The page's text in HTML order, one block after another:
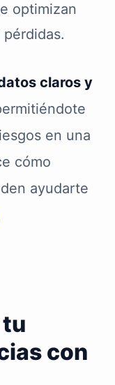
optimizan
claros y
en una
cómo
ayudarte
con